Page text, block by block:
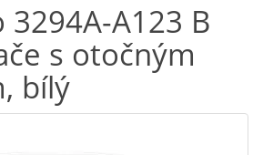
3294A-A123 B
s otočným
bílý